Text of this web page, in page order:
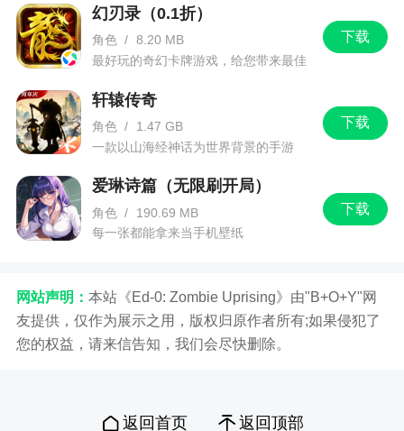
下载
幻刃录（0.1折）
角色 / 8.20 MB
最好玩的奇幻卡牌游戏，给您带来最佳
下载
轩辕传奇
角色 /
1.47 GB
一款以山海经神话为世界背景的手游
下载
爱琳诗篇（无限刷开局）
角色 /
190.69 MB
每一张都能拿来当手机壁纸
网站声明： 本站《Ed-0: Zombie Uprising》由"B+O+Y"网
友提供，仅作为展示之用，版权归原作者所有;如果侵犯了
您的权益，请来信告知，我们会尽快删除。
返回首页 返回顶部